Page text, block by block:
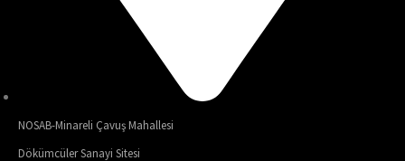
NOSAB-Minareli Çavuş Mahallesi
Dökümcüler Sanayi Sitesi